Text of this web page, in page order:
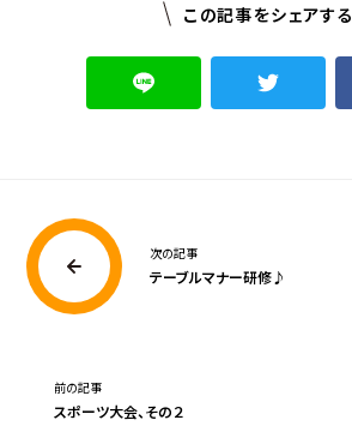
この記事をシェアする
次の記事
テーブルマナー研修♪
前の記事
スポーツ大会、その２